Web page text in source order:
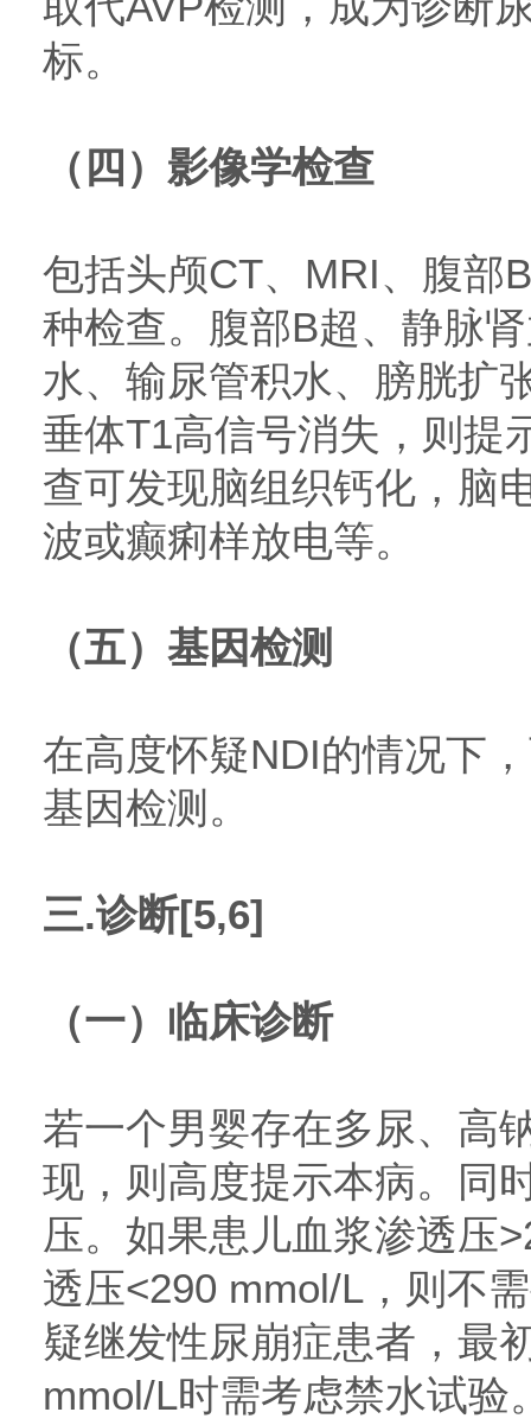
标。
（四）影像学检查
包括头颅CT、MRI、腹部
种检查。腹部B超、静脉
水、输尿管积水、膀胱扩
垂体T1高信号消失，则提
查可发现脑组织钙化，脑
波或癫痢样放电等。
（五）基因检测
在高度怀疑NDI的情况下
基因检测。
三.诊断[5,6]
（一）临床诊断
若一个男婴存在多尿、高
现，则高度提示本病。同
压。如果患儿血浆渗透压
透压<290 mmol/L，则不
疑继发性尿崩症患者，最
mmol/L时需考虑禁水试验